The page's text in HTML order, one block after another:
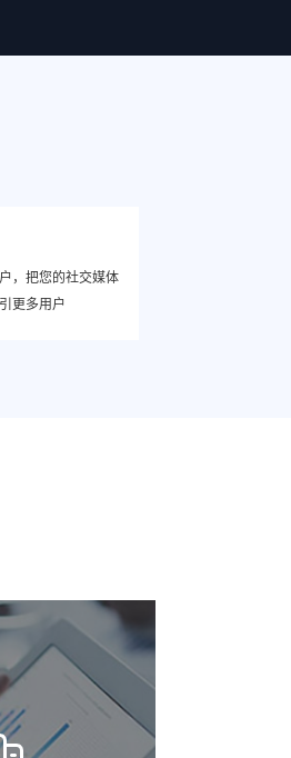
，把您的社交媒体
更多用户